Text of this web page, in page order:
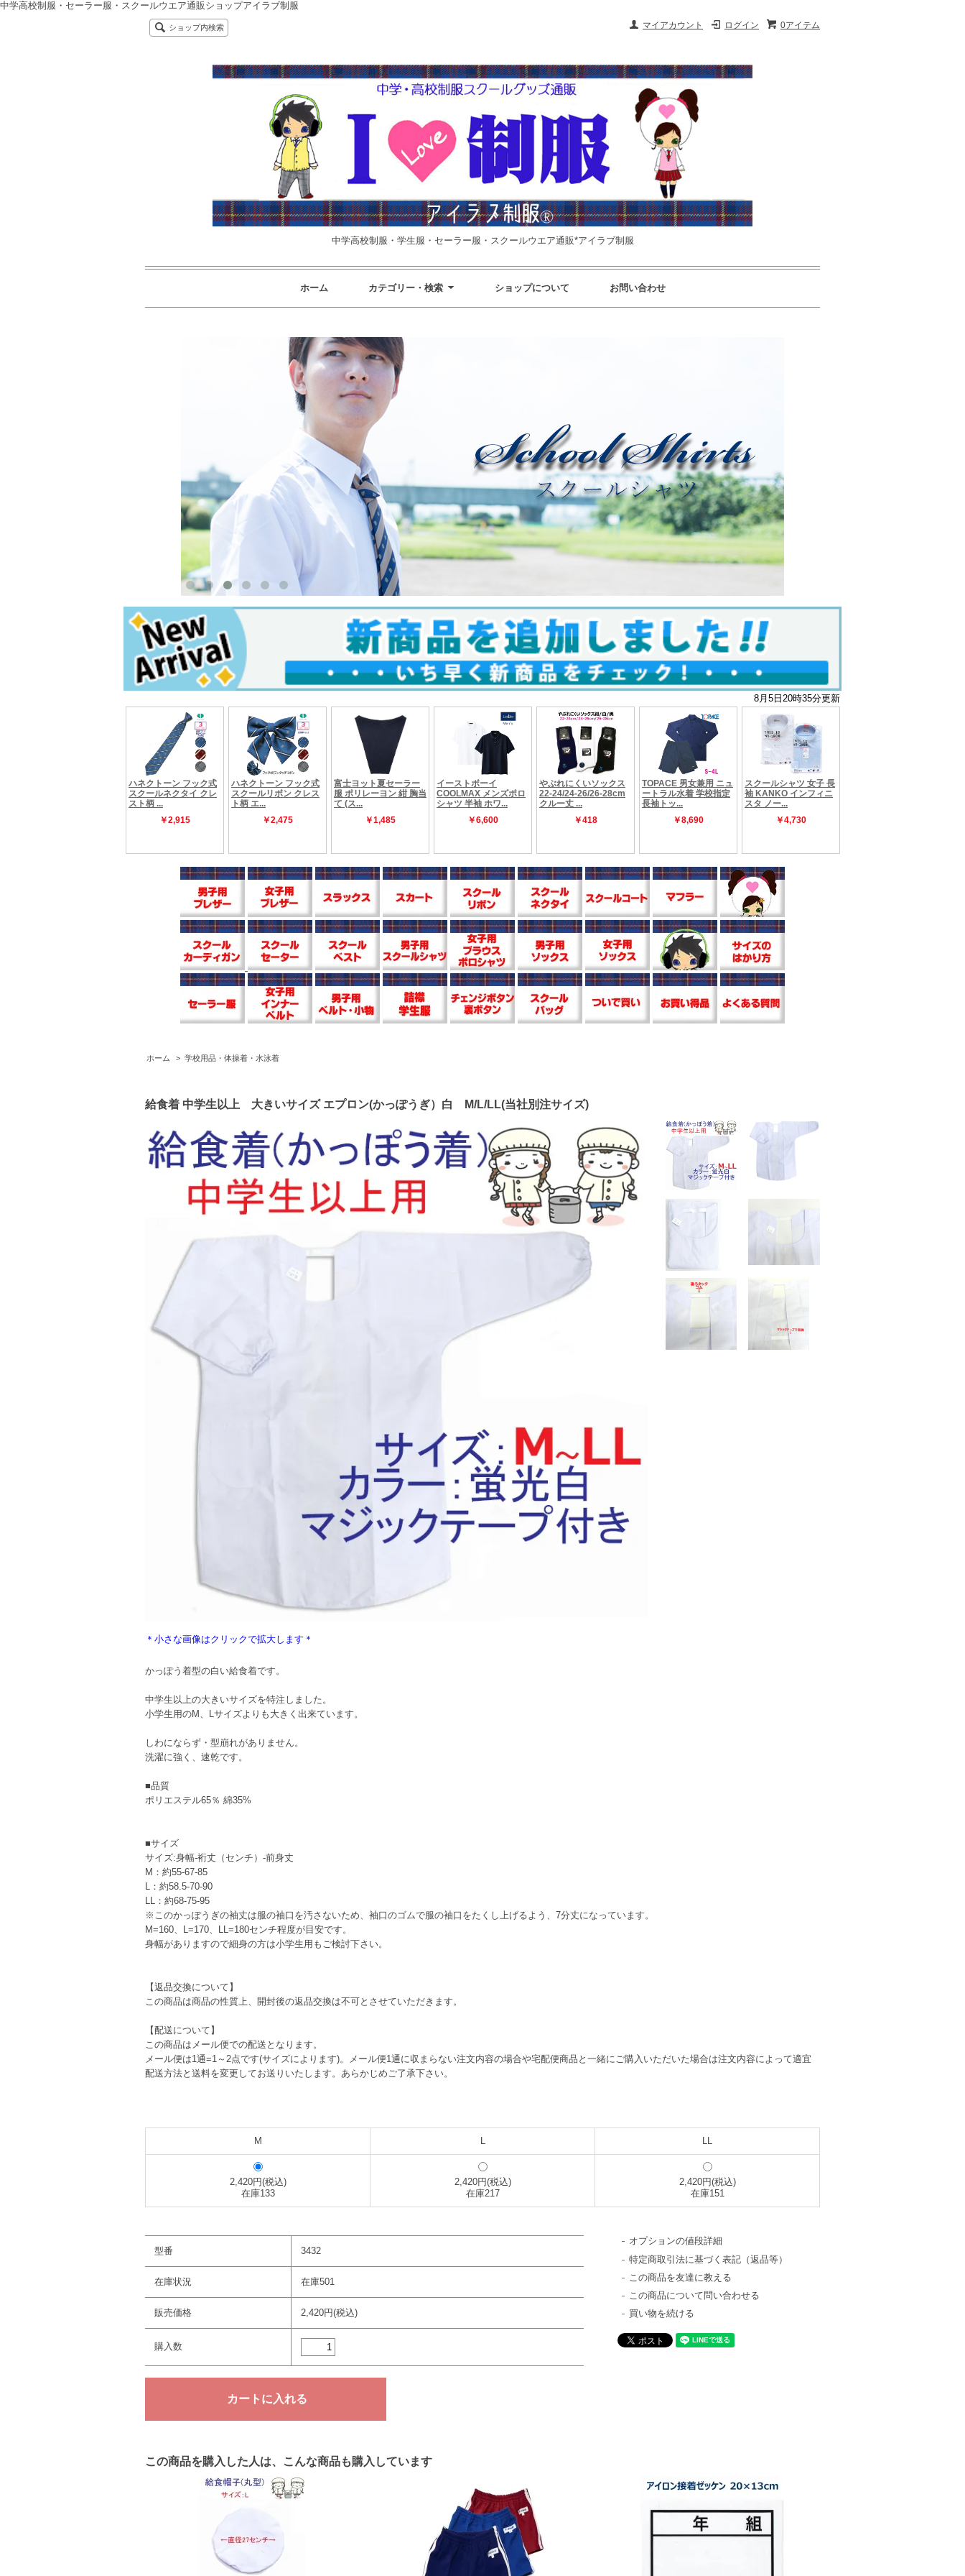
中学高校制服・セーラー服・スクールウエア通販ショップアイラブ制服
0アイテム
ログイン
マイアカウント
ショップ内検索
中学高校制服・学生服・セーラー服・スクールウエア通販*アイラブ制服
ホーム カテゴリー・検索 ショップについて お問い合わせ
ホーム > 学校用品・体操着・水泳着
給食着 中学生以上 大きいサイズ エプロン(かっぽうぎ）白 M/L/LL(当社別注サイズ)
＊小さな画像はクリックで拡大します＊
かっぽう着型の白い給食着です。
中学生以上の大きいサイズを特注しました。
小学生用のM、Lサイズよりも大きく出来ています。
しわにならず・型崩れがありません。
洗濯に強く、速乾です。
■品質
ポリエステル65％ 綿35%
■サイズ
サイズ:身幅-裄丈（センチ）-前身丈
M：約55-67-85
L：約58.5-70-90
LL：約68-75-95
※このかっぽうぎの袖丈は服の袖口を汚さないため、袖口のゴムで服の袖口をたくし上げるよう、7分丈になっています。
M=160、L=170、LL=180センチ程度が目安です。
身幅がありますので細身の方は小学生用もご検討下さい。
【返品交換について】
この商品は商品の性質上、開封後の返品交換は不可とさせていただきます。
【配送について】
この商品はメール便での配送となります。
メール便は1通=1～2点です(サイズによります)。メール便1通に収まらない注文内容の場合や宅配便商品と一緒にご購入いただいた場合は注文内容によって適宜
配送方法と送料を変更してお送りいたします。あらかじめご了承下さい。
M L LL
2,420円(税込)
在庫133
2,420円(税込)
在庫217
2,420円(税込)
在庫151
型番 3432
在庫状況 在庫501
販売価格 2,420円(税込)
購入数
オプションの値段詳細
特定商取引法に基づく表記（返品等）
この商品を友達に教える
この商品について問い合わせる
買い物を続ける
この商品を購入した人は、こんな商品も購入しています